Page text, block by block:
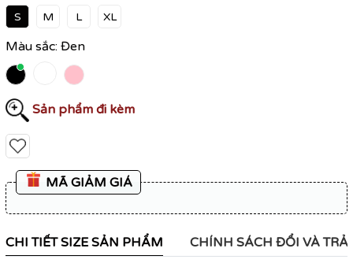
S M L XL
Màu sắc: Đen
Sản phẩm đi kèm
MÃ GIẢM GIÁ
CHI TIẾT SIZE SẢN PHẨM CHÍNH SÁCH ĐỔI VÀ TRẢ